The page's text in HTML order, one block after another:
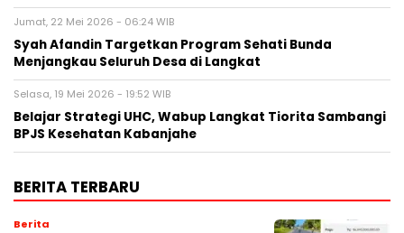
Jumat, 22 Mei 2026 - 06:24 WIB
Syah Afandin Targetkan Program Sehati Bunda
Menjangkau Seluruh Desa di Langkat
Selasa, 19 Mei 2026 - 19:52 WIB
Belajar Strategi UHC, Wabup Langkat Tiorita Sambangi
BPJS Kesehatan Kabanjahe
BERITA TERBARU
Berita